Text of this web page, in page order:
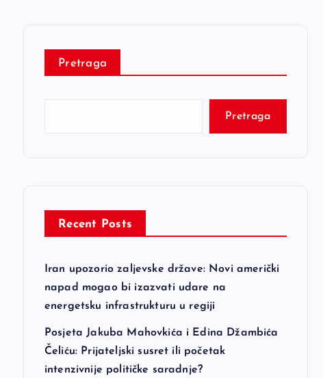
Pretraga
Pretraga
Recent Posts
Iran upozorio zaljevske države: Novi američki
napad mogao bi izazvati udare na
energetsku infrastrukturu u regiji
Posjeta Jakuba Mahovkića i Edina Džambića
Čeliću: Prijateljski susret ili početak
intenzivnije političke saradnje?